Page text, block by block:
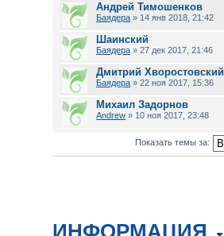
Андрей Тимошенков
Баядера » 14 янв 2018, 21:42
Шаинский
Баядера » 27 дек 2017, 21:46
Дмитрий Хворостовский
Баядера » 22 ноя 2017, 15:36
Михаил Задорнов
Andrew » 10 ноя 2017, 23:48
Показать темы за:
ИНФОРМАЦИЯ